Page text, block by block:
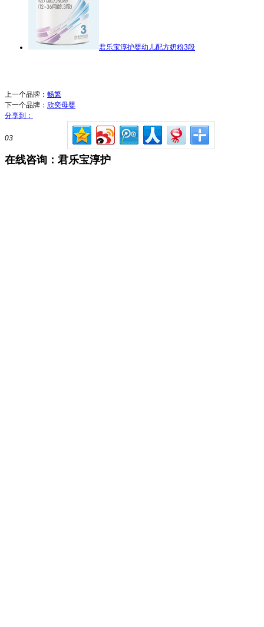
君乐宝淳护婴幼儿配方奶粉3段
上一个品牌： 畅繁
下一个品牌： 欣奕母婴
分享到：
03
在线咨询：君乐宝淳护